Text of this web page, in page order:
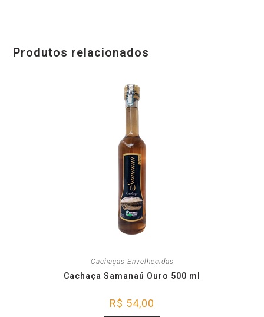
Produtos relacionados
Cachaças Envelhecidas
Cachaça Samanaú Ouro 500 ml
R$ 54,00